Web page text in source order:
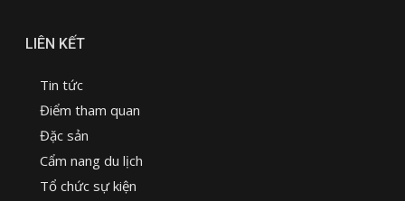
LIÊN KẾT
Tin tức
Điểm tham quan
Đặc sản
Cẩm nang du lịch
Tổ chức sự kiện